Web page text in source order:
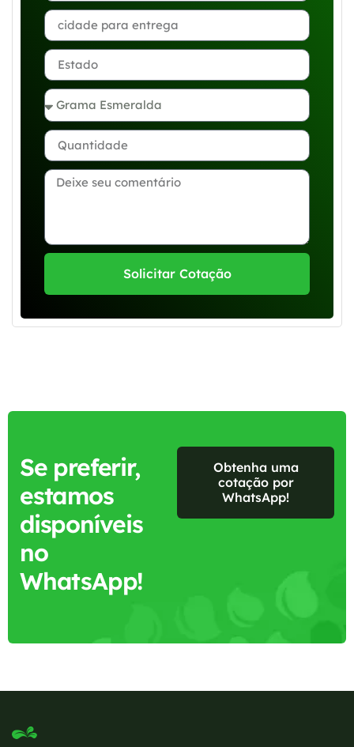
Solicitar Cotação
Se preferir,
estamos
disponíveis
no
WhatsApp!
Obtenha uma
cotação por
WhatsApp!